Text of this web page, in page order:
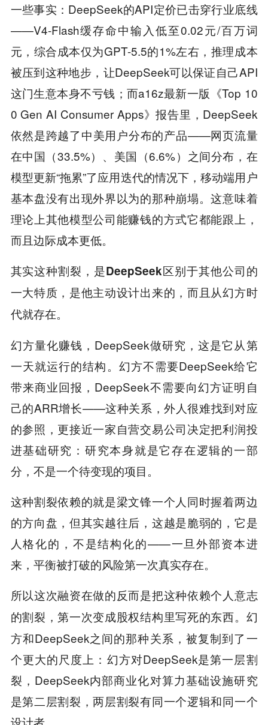
一些事实：DeepSeek的API定价已击穿行业底线
——V4-Flash缓存命中输入低至0.02元/百万词
元，综合成本仅为GPT-5.5的1%左右，推理成本
被压到这种地步，让DeepSeek可以保证自己API
这门生意本身不亏钱；而a16z最新一版《Top 10
0 Gen AI Consumer Apps》报告里，DeepSeek
依然是跨越了中美用户分布的产品——网页流量
在中国（33.5%）、美国（6.6%）之间分布，在
模型更新“拖累”了应用迭代的情况下，移动端用户
基本盘没有出现外界以为的那种崩塌。这意味着
理论上其他模型公司能赚钱的方式它都能跟上，
而且边际成本更低。
其实这种割裂，是DeepSeek区别于其他公司的
一大特质，是他主动设计出来的，而且从幻方时
代就存在。
幻方量化赚钱，DeepSeek做研究，这是它从第
一天就运行的结构。幻方不需要DeepSeek给它
带来商业回报，DeepSeek不需要向幻方证明自
己的ARR增长——这种关系，外人很难找到对应
的参照，更接近一家自营交易公司决定把利润投
进基础研究：研究本身就是它存在逻辑的一部
分，不是一个待变现的项目。
这种割裂依赖的就是梁文锋一个人同时握着两边
的方向盘，但其实越往后，这越是脆弱的，它是
人格化的，不是结构化的——一旦外部资本进
来，平衡被打破的风险第一次真实存在。
所以这次融资在做的反而是把这种依赖个人意志
的割裂，第一次变成股权结构里写死的东西。 幻
方和DeepSeek之间的那种关系，被复制到了一
个更大的尺度上：幻方对DeepSeek是第一层割
裂，DeepSeek内部商业化对算力基础设施研究
是第二层割裂，两层割裂有同一个逻辑和同一个
设计者。